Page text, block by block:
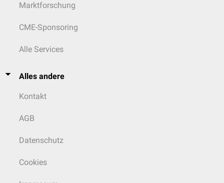
Marktforschung
CME-Sponsoring
Alle Services
Alles andere
Kontakt
AGB
Datenschutz
Cookies